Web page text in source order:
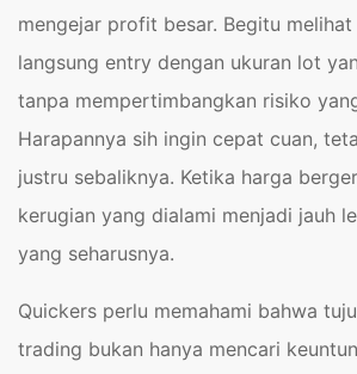
mengejar profit besar. Begitu
langsung entry dengan ukuran lot
tanpa mempertimbangkan risiko
Harapannya sih ingin cepat cuan,
justru sebaliknya. Ketika harga
kerugian yang dialami menjadi jauh
yang seharusnya.
Quickers perlu memahami bahwa
trading bukan hanya mencari